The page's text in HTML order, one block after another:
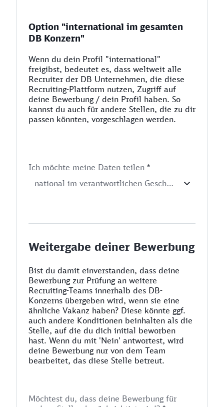
Option "international im gesamten
DB Konzern"
Wenn du dein Profil "international"
freigibst, bedeutet es, dass weltweit alle
Recruiter der DB Unternehmen, die diese
Recruiting-Plattform nutzen, Zugriff auf
deine Bewerbung / dein Profil haben. So
kannst du auch für andere Stellen, die zu dir
passen könnten, vorgeschlagen werden.
Ich möchte meine Daten teilen *
Weitergabe deiner Bewerbung
Bist du damit einverstanden, dass deine
Bewerbung zur Prüfung an weitere
Recruiting-Teams innerhalb des DB-
Konzerns übergeben wird, wenn sie eine
ähnliche Vakanz haben? Diese könnte ggf.
auch andere Konditionen beinhalten als die
Stelle, auf die du dich initial beworben
hast. Wenn du mit 'Nein' antwortest, wird
deine Bewerbung nur von dem Team
bearbeitet, das diese Stelle betreut.
Möchtest du, dass deine Bewerbung für